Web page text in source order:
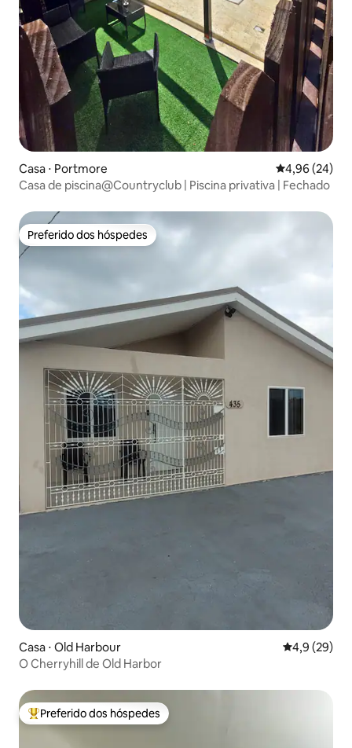
Casa ⋅ Portmore 4,96 de uma
4,96 (24)
Casa de piscina@Countryclub | Piscina privativa | Fechado
Preferido dos hóspedes
Preferido dos hóspedes
Casa ⋅ Old Harbour 4,9 de uma
4,9 (29)
O Cherryhill de Old Harbor
Entre os melhores preferidos dos hóspedes
Preferido dos hóspedes